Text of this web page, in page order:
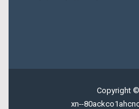
Copyright
xn--